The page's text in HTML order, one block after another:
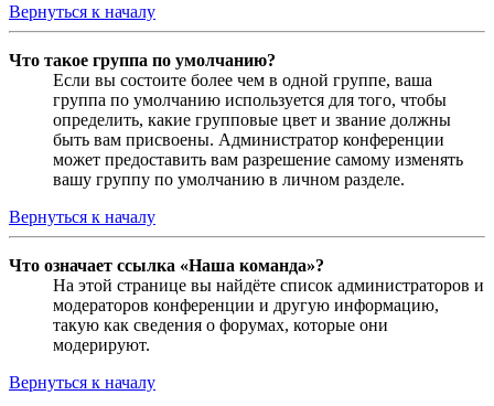
Вернуться к началу
Что такое группа по умолчанию?
Если вы состоите более чем в одной группе, ваша
группа по умолчанию используется для того, чтобы
определить, какие групповые цвет и звание должны
быть вам присвоены. Администратор конференции
может предоставить вам разрешение самому изменять
вашу группу по умолчанию в личном разделе.
Вернуться к началу
Что означает ссылка «Наша команда»?
На этой странице вы найдёте список администраторов и
модераторов конференции и другую информацию,
такую как сведения о форумах, которые они
модерируют.
Вернуться к началу